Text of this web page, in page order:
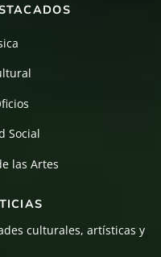
Social
las Artes
culturales, artísticas y